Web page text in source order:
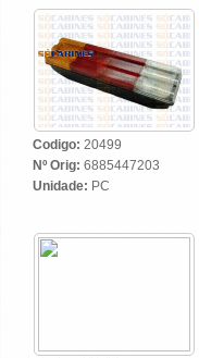
Codigo: 20499
Nº Orig: 6885447203
Unidade: PC